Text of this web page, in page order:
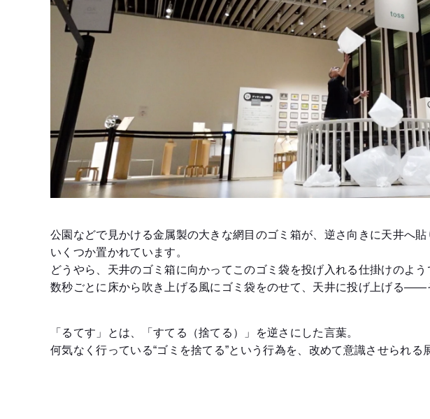
公園などで見かける金属製の大きな網目のゴミ箱が、逆さ向きに天井へ
いくつか置かれています。
どうやら、天井のゴミ箱に向かってこのゴミ袋を投げ入れる仕掛けのよう
数秒ごとに床から吹き上げる風にゴミ袋をのせて、天井に投げ上げる——
「るてす」とは、「すてる（捨てる）」を逆さにした言葉。
何気なく行っている“ゴミを捨てる”という行為を、改めて意識させられる